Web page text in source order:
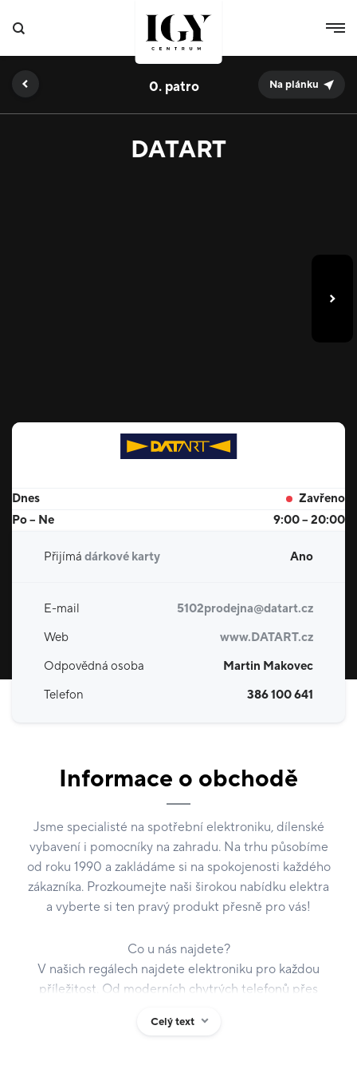
DATART
0. Na plánku
Dnes
Zavřeno
Po – Ne
9:00 – 20:00
Přijímá dárkové karty Ano
E-mail
5102prodejna@datart.cz
Web
www.DATART.cz
Odpovědná osoba
Martin Makovec
Telefon
386 100 641
Informace o obchodě
Jsme specialisté na spotřební elektroniku, dílenské
vybavení i pomocníky na zahradu. Na trhu působíme
od roku 1990 a zakládáme si na spokojenosti každého
zákazníka. Prozkoumejte naši širokou nabídku elektra
a vyberte si ten pravý produkt přesně pro vás!
Co u nás najdete?
V našich regálech najdete elektroniku pro každou
příležitost. Od moderních chytrých telefonů přes
pohodlně nakoupíte vše na jednom místě.
Celý text